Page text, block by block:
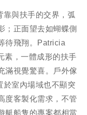
靠與扶手的交界，弧
；正面望去如蝴蝶側
待飛翔。Patricia
素，一體成形的扶手
滿視覺驚喜。戶外傢
於室內場域也不顯突
度客製化需求，不管
艇船隻的專案都相當